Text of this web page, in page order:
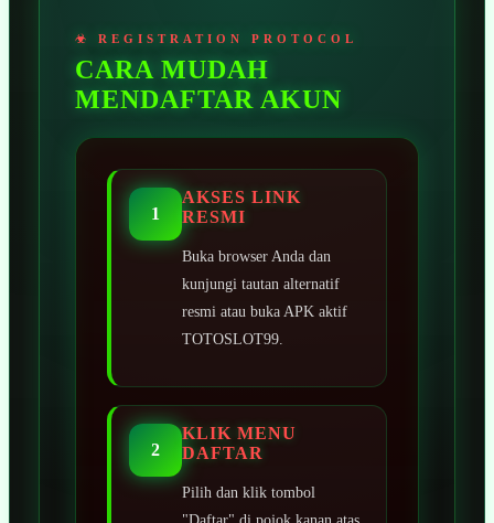
CARA MUDAH
MENDAFTAR AKUN
1
AKSES LINK
RESMI
Buka browser Anda dan
kunjungi tautan alternatif
resmi atau buka APK aktif
TOTOSLOT99.
2
KLIK MENU
DAFTAR
Pilih dan klik tombol